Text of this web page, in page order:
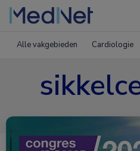
Alle vakgebieden Cardiologie